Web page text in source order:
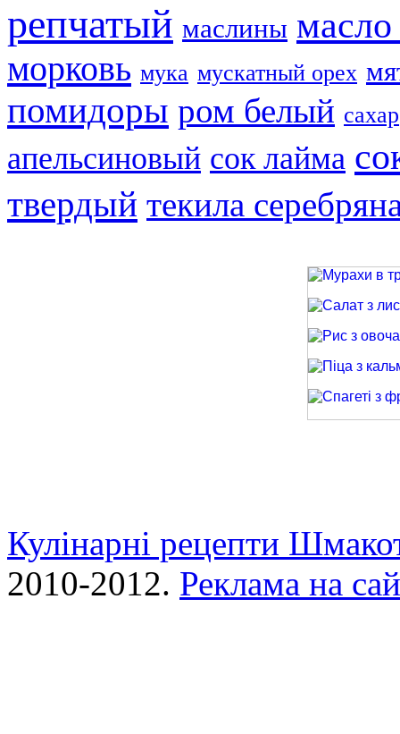
репчатый маслины масло
морковь мука мускатный орех
помидоры ром белый сахар
апельсиновый сок лайма
твердый текила
Кулінарні рецепти
2010-2012. Реклама на